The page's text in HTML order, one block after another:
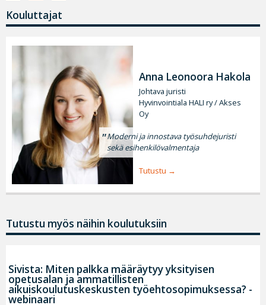
Kouluttajat
Anna Leonoora Hakola
Johtava juristi
Hyvinvointiala HALI ry / Akses
Oy
Moderni ja innostava työsuhdejuristi
sekä esihenkilövalmentaja
Tutustu
Tutustu myös näihin koulutuksiin
Sivista: Miten palkka määräytyy yksityisen
opetusalan ja ammatillisten
aikuiskoulutuskeskusten työehtosopimuksessa? -
webinaari